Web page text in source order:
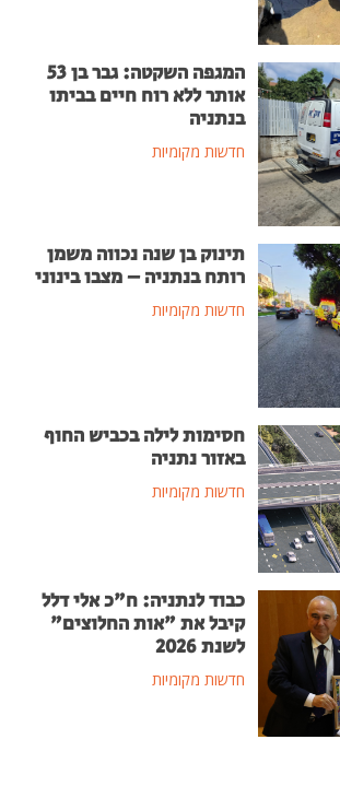
המגפה השקטה: גבר בן 53
אותר ללא רוח חיים בביתו
בנתניה
חדשות מקומיות
תינוק בן שנה נכווה משמן
רותח בנתניה – מצבו בינוני
חדשות מקומיות
חסימות לילה בכביש החוף
באזור נתניה
חדשות מקומיות
כבוד לנתניה: ח"כ אלי דלל
קיבל את "אות החלוצים"
לשנת 2026
חדשות מקומיות